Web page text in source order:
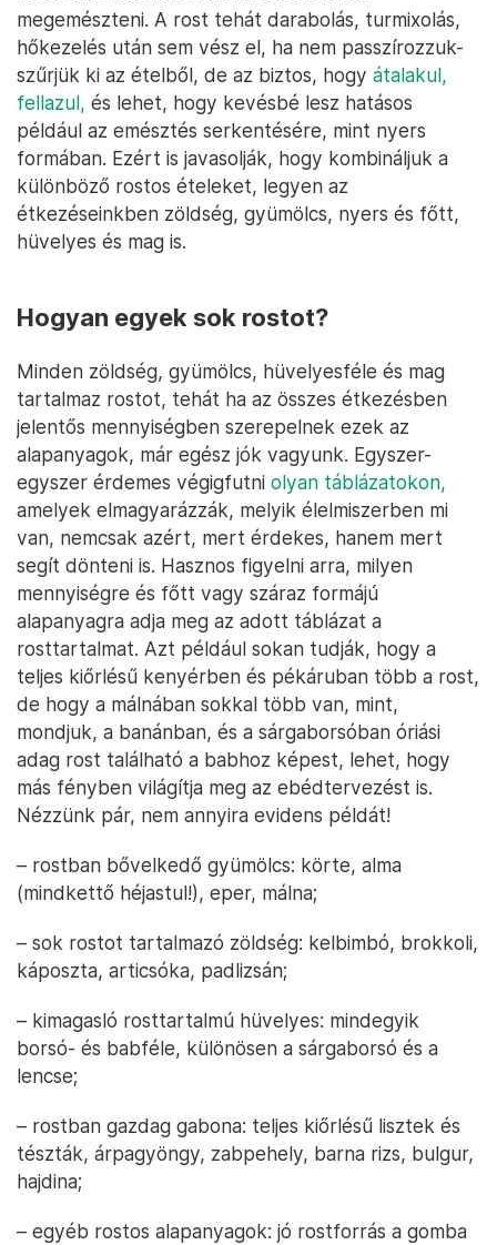
megemészteni. A rost tehát darabolás, turmixolás,
hőkezelés után sem vész el, ha nem passzírozzuk-
szűrjük ki az ételből, de az biztos, hogy átalakul,
fellazul, és lehet, hogy kevésbé lesz hatásos
például az emésztés serkentésére, mint nyers
formában. Ezért is javasolják, hogy kombináljuk a
különböző rostos ételeket, legyen az
étkezéseinkben zöldség, gyümölcs, nyers és főtt,
hüvelyes és mag is.
Hogyan egyek sok rostot?
Minden zöldség, gyümölcs, hüvelyesféle és mag
tartalmaz rostot, tehát ha az összes étkezésben
jelentős mennyiségben szerepelnek ezek az
alapanyagok, már egész jók vagyunk. Egyszer-
egyszer érdemes végigfutni olyan táblázatokon,
amelyek elmagyarázzák, melyik élelmiszerben mi
van, nemcsak azért, mert érdekes, hanem mert
segít dönteni is. Hasznos figyelni arra, milyen
mennyiségre és főtt vagy száraz formájú
alapanyagra adja meg az adott táblázat a
rosttartalmat. Azt például sokan tudják, hogy a
teljes kiőrlésű kenyérben és pékáruban több a rost,
de hogy a málnában sokkal több van, mint,
mondjuk, a banánban, és a sárgaborsóban óriási
adag rost található a babhoz képest, lehet, hogy
más fényben világítja meg az ebédtervezést is.
Nézzünk pár, nem annyira evidens példát!
– rostban bővelkedő gyümölcs: körte, alma
(mindkettő héjastul!), eper, málna;
– sok rostot tartalmazó zöldség: kelbimbó, brokkoli,
káposzta, articsóka, padlizsán;
– kimagasló rosttartalmú hüvelyes: mindegyik
borsó- és babféle, különösen a sárgaborsó és a
lencse;
– rostban gazdag gabona: teljes kiőrlésű lisztek és
tészták, árpagyöngy, zabpehely, barna rizs, bulgur,
hajdina;
– egyéb rostos alapanyagok: jó rostforrás a gomba